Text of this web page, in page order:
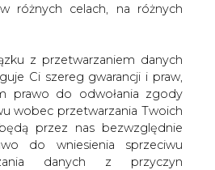
różnych celach, na różnych
z przetwarzaniem danych
Ci szereg gwarancji i praw,
prawo do odwołania zgody
wobec przetwarzania Twoich
przez nas bezwzględnie
do wniesienia sprzeciwu
danych z przyczyn
dymisji Piotra